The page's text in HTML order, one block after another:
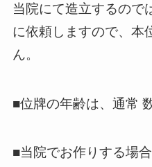
当院にて造立するので
に依頼しますので、本
ん。
■位牌の年齢は、通常
■当院でお作りする場